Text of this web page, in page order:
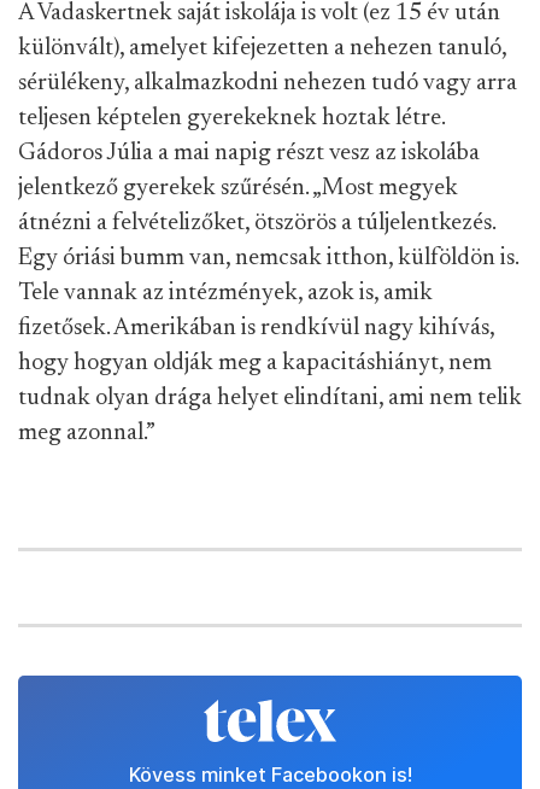
A Vadaskertnek saját iskolája is volt (ez 15 év után
különvált), amelyet kifejezetten a nehezen tanuló,
sérülékeny, alkalmazkodni nehezen tudó vagy arra
teljesen képtelen gyerekeknek hoztak létre.
Gádoros Júlia a mai napig részt vesz az iskolába
jelentkező gyerekek szűrésén. „Most megyek
átnézni a felvételizőket, ötszörös a túljelentkezés.
Egy óriási bumm van, nemcsak itthon, külföldön is.
Tele vannak az intézmények, azok is, amik
fizetősek. Amerikában is rendkívül nagy kihívás,
hogy hogyan oldják meg a kapacitáshiányt, nem
tudnak olyan drága helyet elindítani, ami nem telik
meg azonnal.”
Kövess minket Facebookon is!